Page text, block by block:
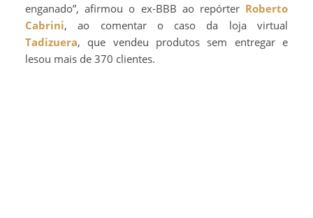
enganado”, afirmou o ex-BBB ao repórter Roberto
Cabrini, ao comentar o caso da loja virtual
Tadizuera, que vendeu produtos sem entregar e
lesou mais de 370 clientes.